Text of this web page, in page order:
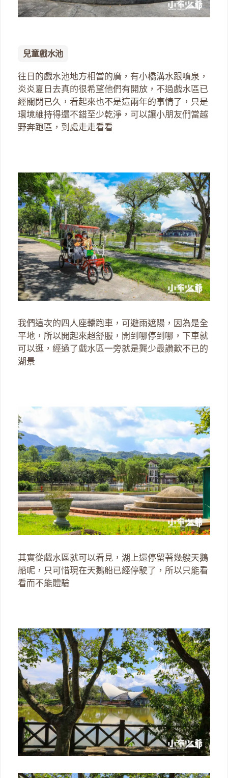
兒童戲水池
往日的戲水池地方相當的廣，有小橋溝水跟噴泉，
炎炎夏日去真的很希望他們有開放，不過戲水區已
經關閉已久，看起來也不是這兩年的事情了，只是
環境維持得還不錯至少乾淨，可以讓小朋友們當越
野奔跑區，到處走走看看
我們這次的四人座轎跑車，可避雨遮陽，因為是全
平地，所以開起來超舒服，開到哪停到哪，下車就
可以逛，經過了戲水區一旁就是龔少最讚歎不已的
湖景
其實從戲水區就可以看見，湖上還停留著幾艘天鵝
船呢，只可惜現在天鵝船已經停駛了，所以只能看
看而不能體驗